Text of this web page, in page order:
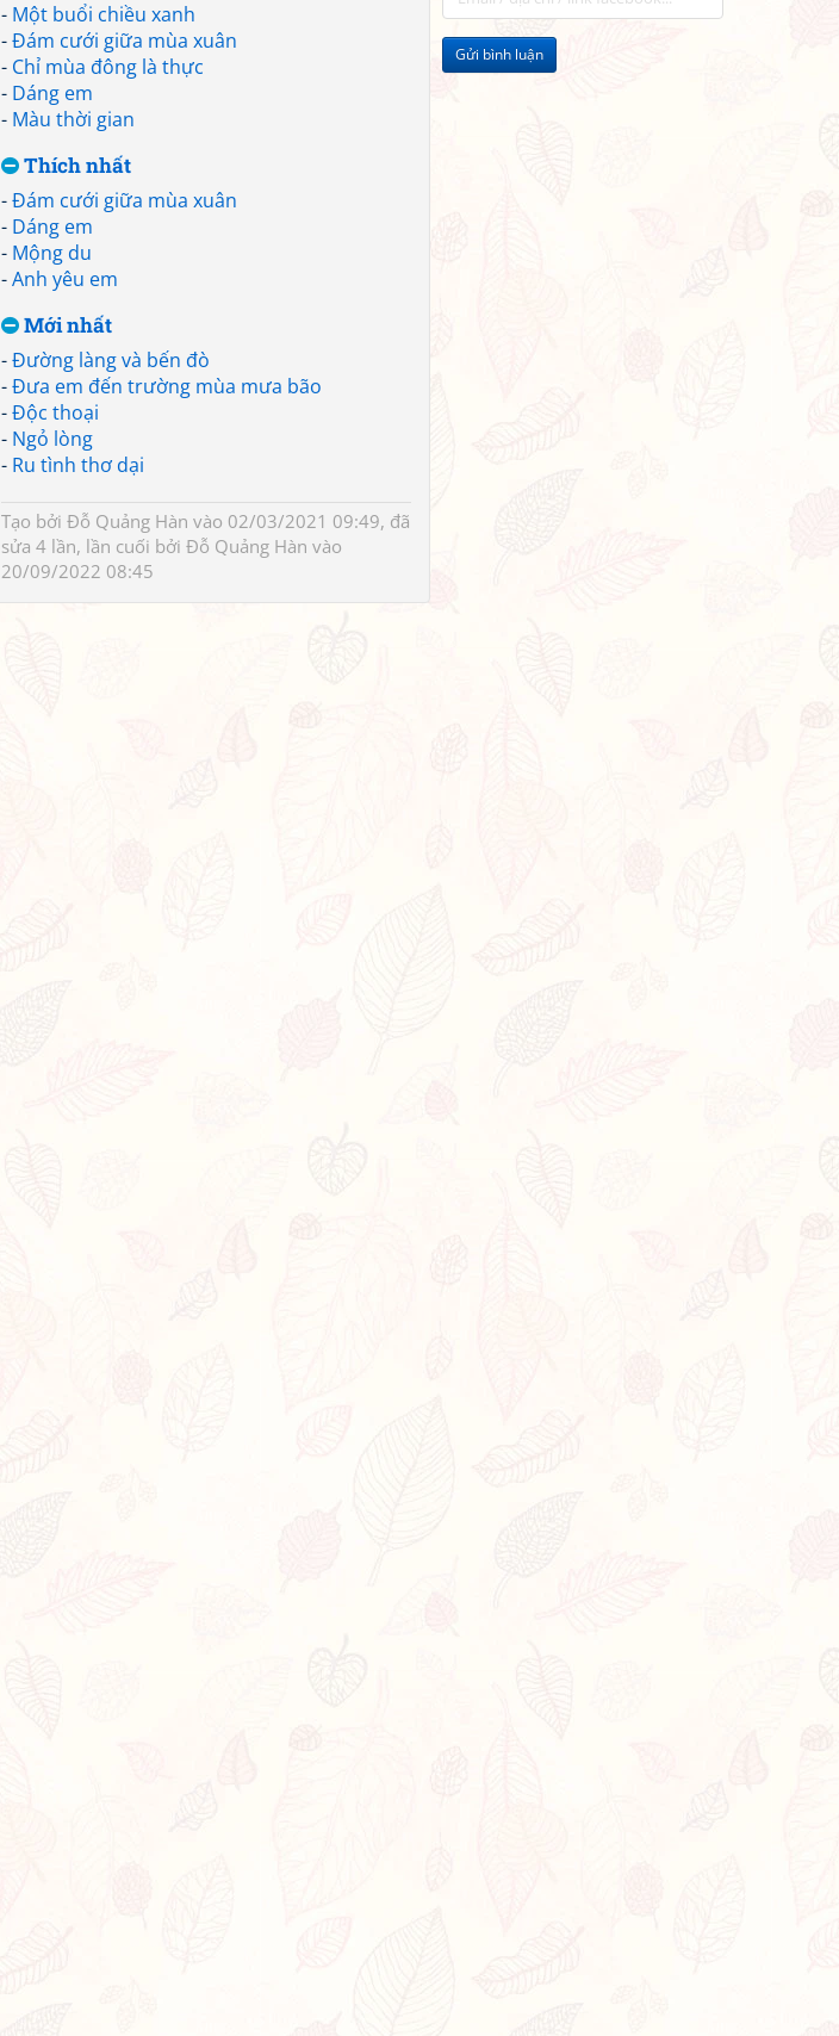
Gửi bình luận
- Một buổi chiều xanh
-Đám cưới giữa mùa xuân
- Chỉ mùa đông là thực
- Dáng em
- Màu thời gian
Thích nhất
-Đám cưới giữa mùa xuân
- Dáng em
- Mộng du
-Anh yêu em
Mới nhất
-Đường làng và bến đò
-Đưa em đến trường mùa mưa bão
-Độc thoại
- Ngỏ lòng
- Ru tình thơ dại
Tạo bởi Đỗ Quảng Hàn vào 02/03/2021 09:49, đã
sửa 4 lần, lần cuối bởi Đỗ Quảng Hàn vào
20/09/2022 08:45